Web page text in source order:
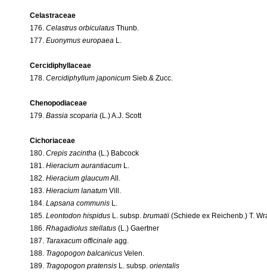
Celastraceae
176. Celastrus orbiculatus Thunb.
177. Euonymus europaea L.
Cercidiphyllaceae
178. Cercidiphyllum japonicum Sieb.& Zucc.
Chenopodiaceae
179. Bassia scoparia (L.) A.J. Scott
Cichoriaceae
180. Crepis zacintha (L.) Babcock
181. Hieracium aurantiacum L.
182. Hieracium glaucumAll.
183. Hieracium lanatum Vill.
184. Lapsana communis L.
185. Leontodon hispidus L. subsp. brumatii (Schiede ex Reichenb.) T.
186. Rhagadiolus stellatus (L.) Gaertner
187. Taraxacum officinale agg.
188. Tragopogon balcanicus Velen.
189. Tragopogon pratensis L. subsp. orientalis